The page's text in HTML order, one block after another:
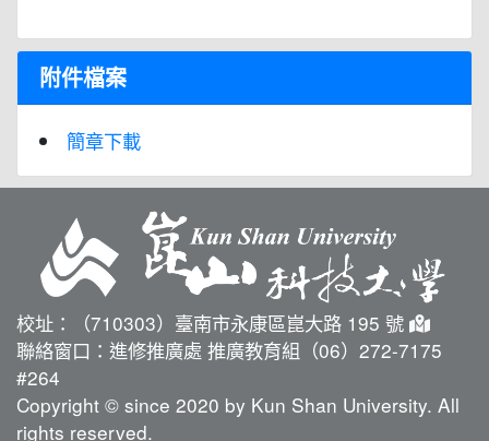
附件檔案
簡章下載
校址：（710303）臺南市永康區崑大路 195 號
聯絡窗口：進修推廣處 推廣教育組（06）272-7175
#264
Copyright © since 2020 by Kun Shan University. All
rights reserved.